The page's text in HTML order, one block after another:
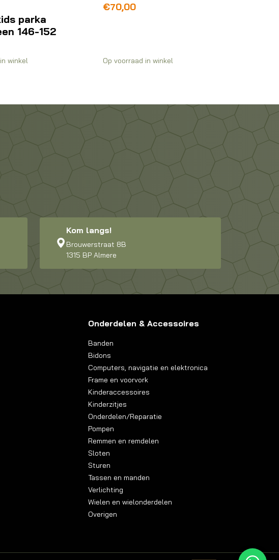
parka
146-152
winkel
€70,00
Op voorraad in winkel
Kom langs!
Brouwerstraat 8B
1315 BP Almere
Onderdelen & Accessoires
Banden
Bidons
Computers, navigatie en elektronica
Frame en voorvork
Kinderaccessoires
Kinderzitjes
Onderdelen/Reparatie
Pompen
Remmen en remdelen
Sloten
Sturen
Tassen en manden
Verlichting
Wielen en wielonderdelen
Overigen